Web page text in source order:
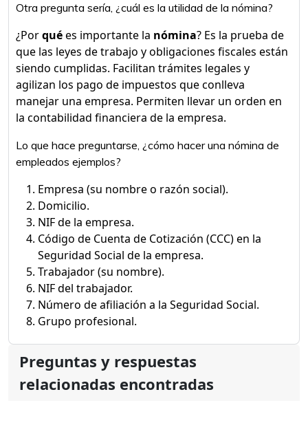
Otra pregunta sería, ¿cuál es la utilidad de la nómina?
¿Porquées importante la nómina? Es la prueba de
que las leyes de trabajo y obligaciones fiscales están
siendo cumplidas. Facilitan trámites legales y
agilizan los pago de impuestos que conlleva
manejar una empresa. Permiten llevar un orden en
la contabilidad financiera de la empresa.
Lo que hace preguntarse, ¿cómo hacer una nómina de
empleados ejemplos?
Empresa (su nombre o razón social).
Domicilio.
NIF de la empresa.
Código de Cuenta de Cotización (CCC) en la
Seguridad Social de la empresa.
Trabajador (su nombre).
NIF del trabajador.
Número de afiliación a la Seguridad Social.
Grupo profesional.
Preguntas y respuestas
relacionadas encontradas